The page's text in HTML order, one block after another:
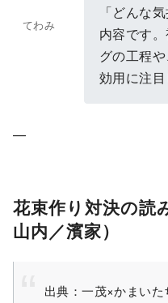
てわみ
「どんな
内容です
グの工程
効用に注目
—
花束作り対決の読
山内／濱家）
出典：一茂×かまいた